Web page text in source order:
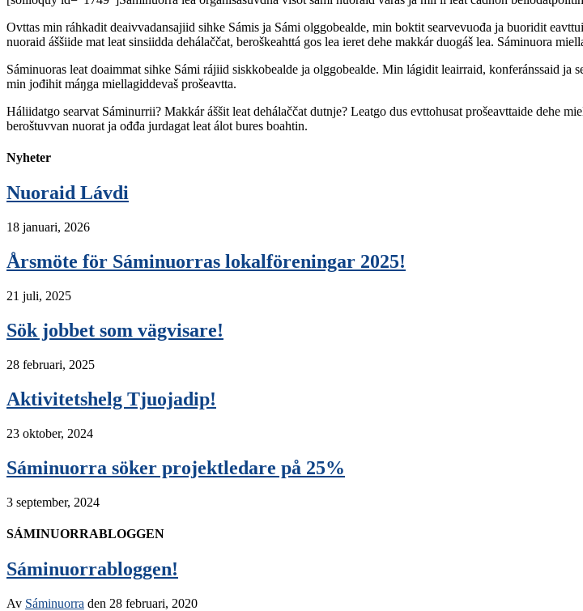
Ovttas min ráhkadit deaivvadansajiid sihke Sámis ja Sámi olggobealde, min boktit searvevuođa ja buoridit
nuoraid áššiide mat leat sinsiidda dehálaččat, beroškeahttá gos lea ieret dehe makkár duogáš lea. Sáminuora
Sáminuoras leat doaimmat sihke Sámi rájiid siskkobealde ja olggobealde. Min lágidit leairraid, konferánssaid
min jođihit máŋga miellagiddevaš prošeavtta.
Háliidatgo searvat Sáminurrii? Makkár áššit leat dehálaččat dutnje? Leatgo dus evttohusat prošeavttaide dehe
beroštuvvan nuorat ja ođđa jurdagat leat álot bures boahtin.
Nyheter
Nuoraid Lávdi
18 januari, 2026
Årsmöte för Sáminuorras lokalföreningar 2025!
21 juli, 2025
Sök jobbet som vägvisare!
28 februari, 2025
Aktivitetshelg Tjuojadip!
23 oktober, 2024
Sáminuorra söker projektledare på 25%
3 september, 2024
SÁMINUORRABLOGGEN
Sáminuorrabloggen!
Av Sáminuorra den 28 februari, 2020